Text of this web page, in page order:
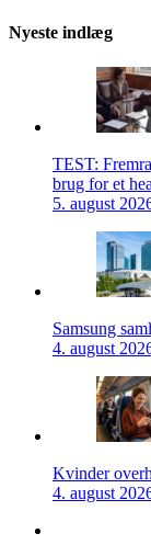
Nyeste indlæg
TEST:
brug for et
5. august
Samsung
4. august
Kvinder
4. august